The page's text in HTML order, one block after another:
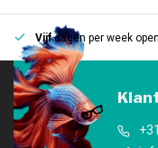
Vijfdagen per week